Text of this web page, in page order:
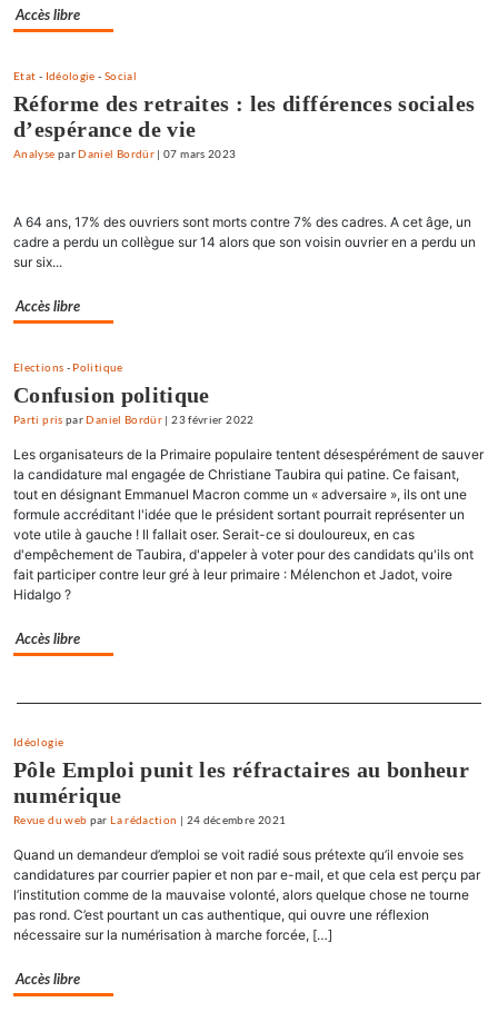
Accès libre
Etat - Idéologie - Social
Réforme des retraites : les différences sociales
d’espérance de vie
Analyse parDaniel Bordür |07 mars 2023
A 64 ans, 17% des ouvriers sont morts contre 7% des cadres. A cet âge, un
cadre a perdu un collègue sur 14 alors que son voisin ouvrier en a perdu un
sur six...
Accès libre
Elections - Politique
Confusion politique
Parti pris parDaniel Bordür |23 février 2022
Les organisateurs de la Primaire populaire tentent désespérément de sauver
la candidature mal engagée de Christiane Taubira qui patine. Ce faisant,
tout en désignant Emmanuel Macron comme un « adversaire », ils ont une
formule accréditant l'idée que le président sortant pourrait représenter un
vote utile à gauche ! Il fallait oser. Serait-ce si douloureux, en cas
d'empêchement de Taubira, d'appeler à voter pour des candidats qu'ils ont
fait participer contre leur gré à leur primaire : Mélenchon et Jadot, voire
Hidalgo ?
Accès libre
Idéologie
Pôle Emploi punit les réfractaires au bonheur
numérique
Revue du web parLa rédaction | 24 décembre 2021
Quand un demandeur d’emploi se voit radié sous prétexte qu’il envoie ses
candidatures par courrier papier et non par e-mail, et que cela est perçu par
l’institution comme de la mauvaise volonté, alors quelque chose ne tourne
pas rond. C’est pourtant un cas authentique, qui ouvre une réflexion
nécessaire sur la numérisation à marche forcée, […]
Accès libre